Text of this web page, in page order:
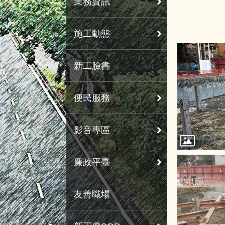
施工動態
新工臉書
便民服務
影音專區
廉政平臺
友善職場